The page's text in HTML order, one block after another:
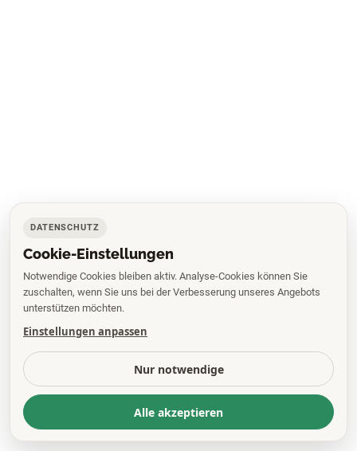
DATENSCHUTZ
Cookie-Einstellungen
Notwendige Cookies bleiben aktiv. Analyse-Cookies können Sie
zuschalten, wenn Sie uns bei der Verbesserung unseres Angebots
unterstützen möchten.
Einstellungen anpassen
Nur notwendige
Alle akzeptieren